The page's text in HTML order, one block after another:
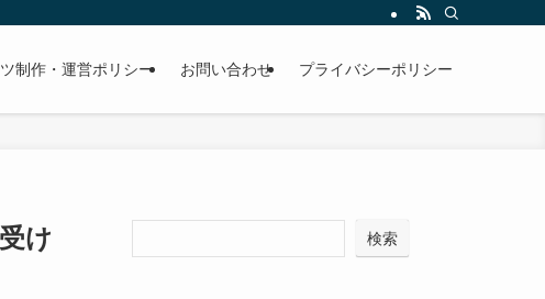
制作・運営ポリシー お問い合わせ プライバシーポリシー
け
検索